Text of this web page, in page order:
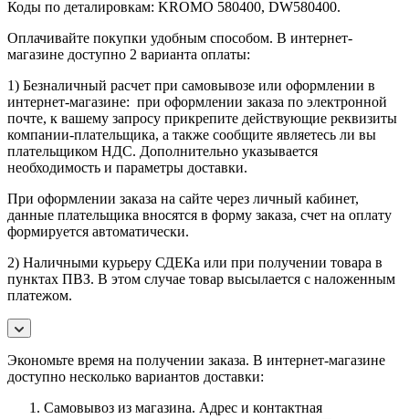
Коды по деталировкам: KROMO 580400, DW580400.
Оплачивайте покупки удобным способом. В интернет-
магазине доступно 2 варианта оплаты:
1) Безналичный расчет при самовывозе или оформлении в
интернет-магазине: при оформлении заказа по электронной
почте, к вашему запросу прикрепите действующие реквизиты
компании-плательщика, а также сообщите являетесь ли вы
плательщиком НДС. Дополнительно указывается
необходимость и параметры доставки.
При оформлении заказа на сайте через личный кабинет,
данные плательщика вносятся в форму заказа, счет на оплату
формируется автоматически.
2) Наличными курьеру СДЕКа или при получении товара в
пунктах ПВЗ. В этом случае товар высылается с наложенным
платежом.
Экономьте время на получении заказа. В интернет-магазине
доступно несколько вариантов доставки:
Самовывоз из магазина. Адрес и контактная